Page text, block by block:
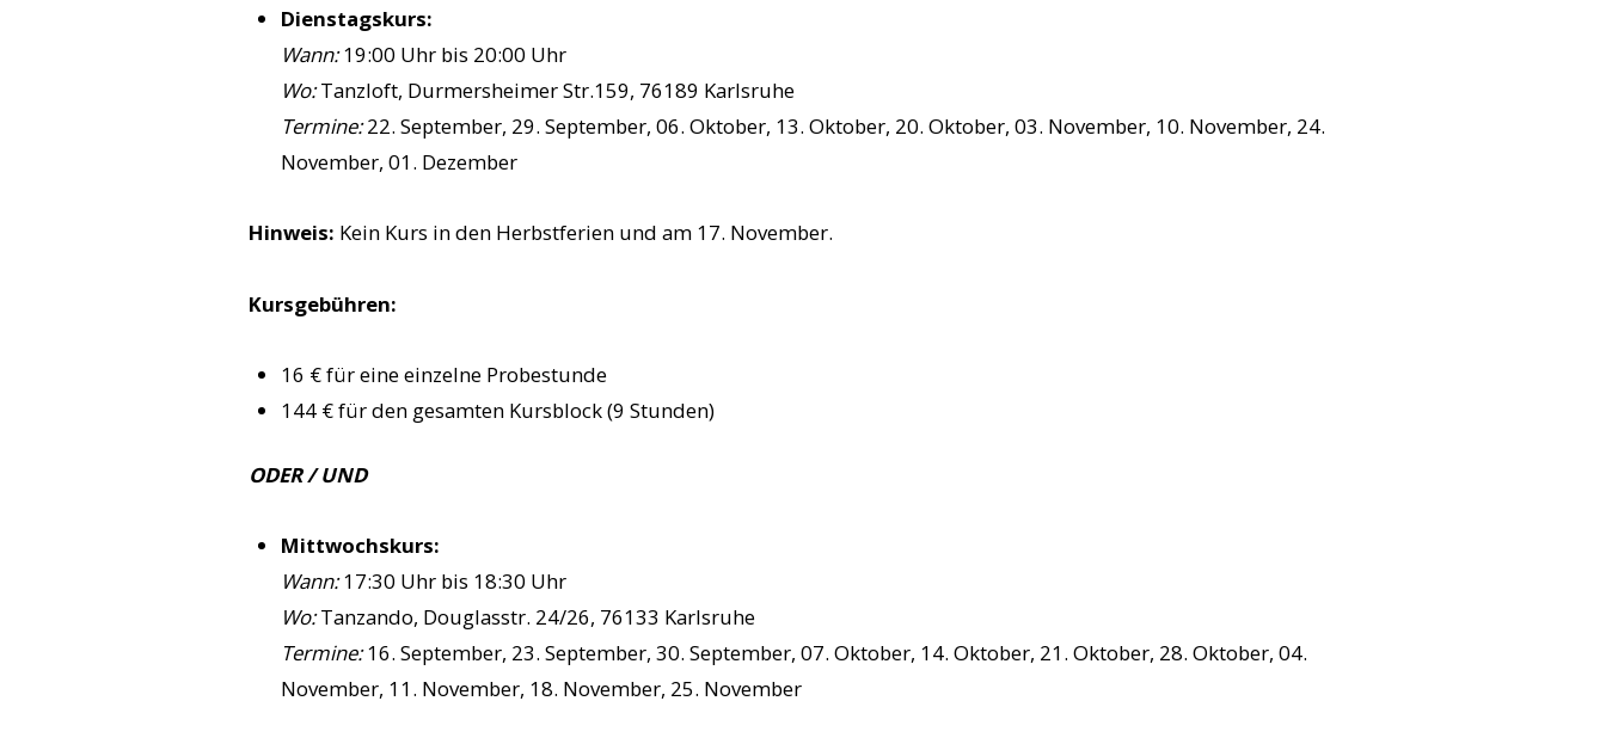
Dienstagskurs:
Wann:19:00 Uhr bis 20:00 Uhr
Wo:Tanzloft, Durmersheimer Str.159, 76189 Karlsruhe
Termine:22. September, 29. September, 06. Oktober, 13. Oktober, 20. Oktober, 03. November, 10. November, 24.
November, 01. Dezember
Hinweis: Kein Kurs in den Herbstferien und am 17. November.
Kursgebühren:
16 € für eine einzelne Probestunde
144 € für den gesamten Kursblock (9 Stunden)
ODER / UND
Mittwochskurs:
Wann:17:30 Uhr bis 18:30 Uhr
Wo:Tanzando, Douglasstr. 24/26, 76133 Karlsruhe
Termine:16. September, 23. September, 30. September, 07. Oktober, 14. Oktober, 21. Oktober, 28. Oktober, 04.
November, 11. November, 18. November, 25. November